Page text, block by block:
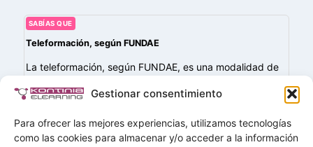
Gestionar consentimiento
Para ofrecer las mejores experiencias, utilizamos tecnologías
como las cookies para almacenar y/o acceder a la información
SABÍAS QUE
Teleformación, según FUNDAE
La teleformación, según FUNDAE, es una modalidad de
una plataforma virtual de aprendizaje, sin necesidad de